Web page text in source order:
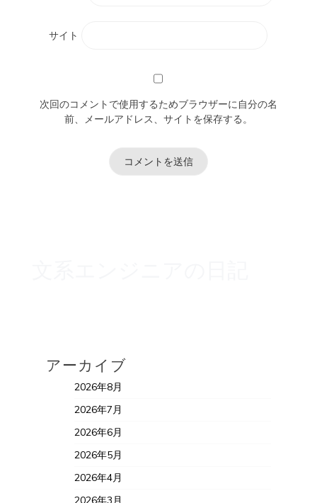
サイト
次回のコメントで使用するためブラウザーに自分の名
前、メールアドレス、サイトを保存する。
アーカイブ
2026年8月
2026年7月
2026年6月
2026年5月
2026年4月
2026年3月